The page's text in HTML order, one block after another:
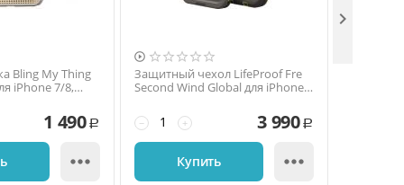
Bling My Thing
iPhone 7/8,
1 490 Р


Защитный чехол LifeProof Fre
Second Wind Global для iPhone
+
− 3 990 Р
Купить 
